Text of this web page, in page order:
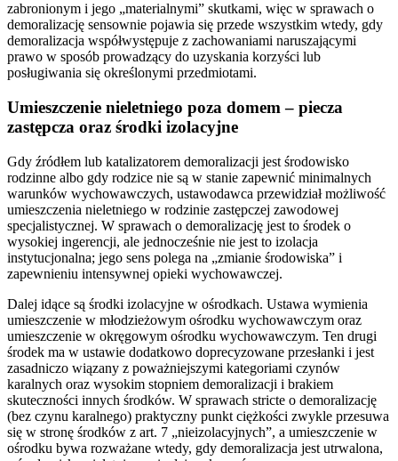
zabronionym i jego „materialnymi” skutkami, więc w sprawach o
demoralizację sensownie pojawia się przede wszystkim wtedy, gdy
demoralizacja współwystępuje z zachowaniami naruszającymi
prawo w sposób prowadzący do uzyskania korzyści lub
posługiwania się określonymi przedmiotami.
Umieszczenie nieletniego poza domem – piecza
zastępcza oraz środki izolacyjne
Gdy źródłem lub katalizatorem demoralizacji jest środowisko
rodzinne albo gdy rodzice nie są w stanie zapewnić minimalnych
warunków wychowawczych, ustawodawca przewidział możliwość
umieszczenia nieletniego w rodzinie zastępczej zawodowej
specjalistycznej. W sprawach o demoralizację jest to środek o
wysokiej ingerencji, ale jednocześnie nie jest to izolacja
instytucjonalna; jego sens polega na „zmianie środowiska” i
zapewnieniu intensywnej opieki wychowawczej.
Dalej idące są środki izolacyjne w ośrodkach. Ustawa wymienia
umieszczenie w młodzieżowym ośrodku wychowawczym oraz
umieszczenie w okręgowym ośrodku wychowawczym. Ten drugi
środek ma w ustawie dodatkowo doprecyzowane przesłanki i jest
zasadniczo wiązany z poważniejszymi kategoriami czynów
karalnych oraz wysokim stopniem demoralizacji i brakiem
skuteczności innych środków. W sprawach stricte o demoralizację
(bez czynu karalnego) praktyczny punkt ciężkości zwykle przesuwa
się w stronę środków z art. 7 „nieizolacyjnych”, a umieszczenie w
ośrodku bywa rozważane wtedy, gdy demoralizacja jest utrwalona,